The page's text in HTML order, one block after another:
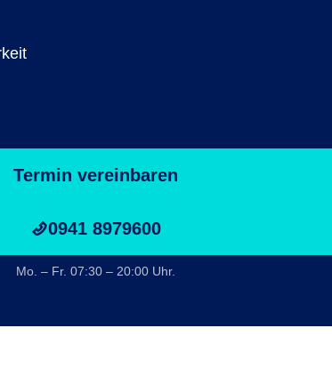
Termin vereinbaren
0941 8979600
Mo. – Fr. 07:30 – 20:00 Uhr.